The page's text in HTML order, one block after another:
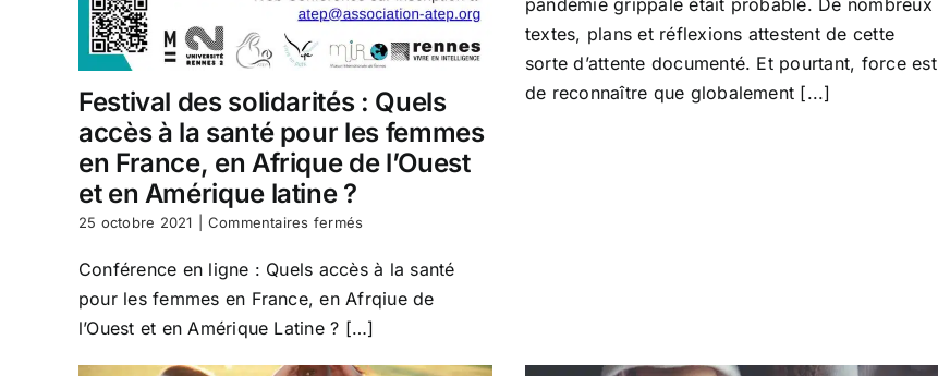
Festival des solidarités : Quels
accès à la santé pour les femmes
en France, en Afrique de l’Ouest
et en Amérique latine ?
25 octobre 2021 Commentaires ferméssur
des
solidarités
:
Quels
à
Conférence en ligne : Quels accès à la santé
pour les femmes en France, en Afrqiue de
l’Ouest et en Amérique Latine ? […]
son
opérationnalité
textes, plans et réflexions attestent de cette
sorte d’attente documenté. Et pourtant, force est
de reconnaître que globalement [...]